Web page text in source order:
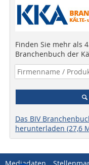
Finden Sie mehr als
Branchenbuch der
Das BIV
herunterladen (27,6